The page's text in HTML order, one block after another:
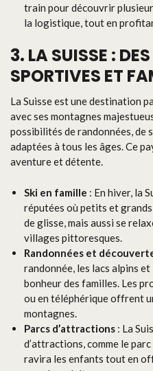
train pour découvrir
la logistique, tout en
3. LA SUISSE :
SPORTIVES ET
La Suisse est une destination
avec ses montagnes
possibilités de randonnées, de
adaptées à tous les âges. Ce
aventure et détente.
Ski en famille : En hiver, la
réputées où petits et
de glisse, mais aussi se
villages pittoresques.
Randonnées et
randonnée, les lacs alpins
bonheur des familles. Les
ou en téléphérique offrent
montagnes.
Parcs d’attractions : La
d’attractions, comme le
ravira les enfants tout en